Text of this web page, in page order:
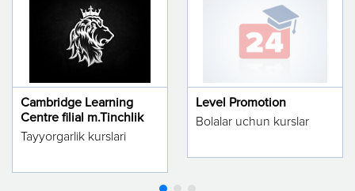
Cambridge Learning
Centre filial m.Tinchlik
Tayyorgarlik kurslari
Level Promotion
Bolalar uchun kurslar